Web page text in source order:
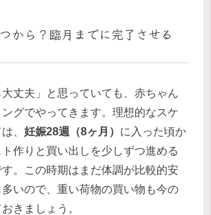
から？臨月までに完了させる
大丈夫」と思っていても、赤ちゃん
グでやってきます。理想的なスケ
、 妊娠28週（8ヶ月） に入った頃か
作りと買い出しを少しずつ進める
。この時期はまだ体調が比較的安
いので、重い荷物の買い物も今の
きましょう。